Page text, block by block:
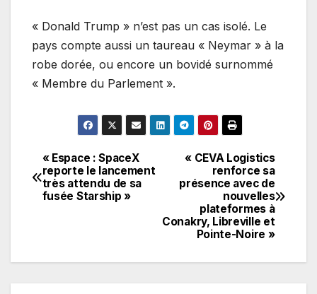
« Donald Trump » n’est pas un cas isolé. Le
pays compte aussi un taureau « Neymar » à la
robe dorée, ou encore un bovidé surnommé
« Membre du Parlement ».
Navigation
de
« CEVA Logistics
renforce sa
présence avec de
nouvelles
plateformes à
Conakry, Libreville et
Pointe-Noire »
« Espace : SpaceX
reporte le lancement
très attendu de sa
fusée Starship »